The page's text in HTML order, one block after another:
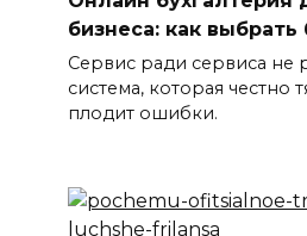
бизнеса: как выбрать
Сервис ради сервиса не
система, которая честно
плодит ошибки.